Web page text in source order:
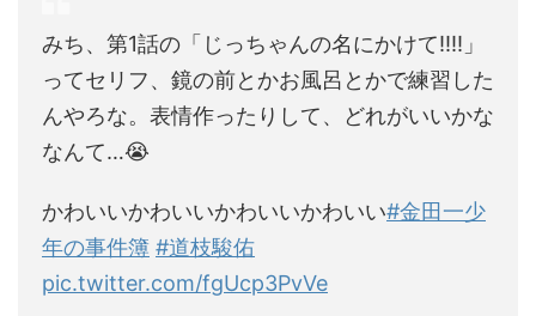
みち、第1話の「じっちゃんの名にかけて!!!!」
ってセリフ、鏡の前とかお風呂とかで練習した
んやろな。表情作ったりして、どれがいいかな
なんて…😭
かわいいかわいいかわいいかわいい#金田一少
年の事件簿 #道枝駿佑
pic.twitter.com/fgUcp3PvVe